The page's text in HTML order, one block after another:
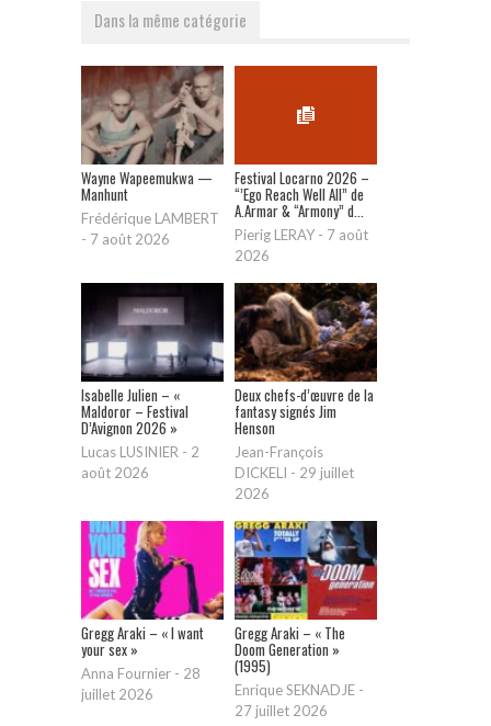
Dans la même catégorie
Wayne Wapeemukwa —
Manhunt
Frédérique LAMBERT
- 7 août 2026
Festival Locarno 2026 –
“’Ego Reach Well All” de
A.Armar & “Armony” d...
Pierig LERAY - 7 août
2026
Isabelle Julien – «
Maldoror – Festival
D’Avignon 2026 »
Lucas LUSINIER - 2
août 2026
Deux chefs-d’œuvre de la
fantasy signés Jim
Henson
Jean-François
DICKELI - 29 juillet
2026
Gregg Araki – « I want
your sex »
Anna Fournier - 28
juillet 2026
Gregg Araki – « The
Doom Generation »
(1995)
Enrique SEKNADJE -
27 juillet 2026